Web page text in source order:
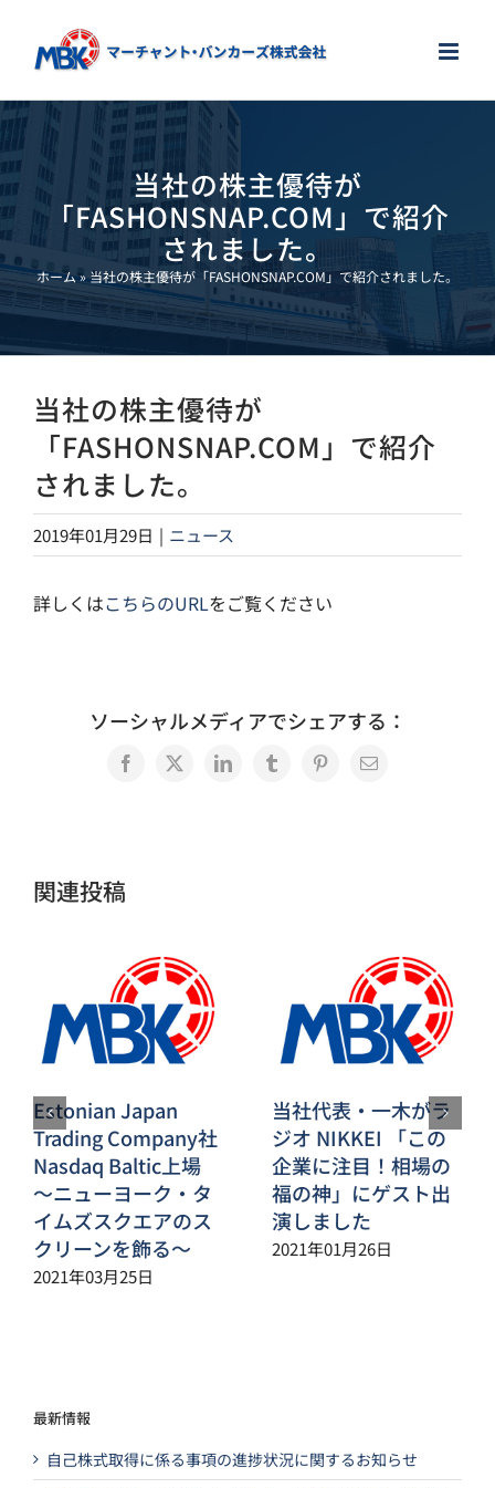
content
当社の株主優待が
「FASHONSNAP.COM」で紹介
されました。
ホーム»当社の株主優待が「FASHONSNAP.COM」で紹介されました。
当社の株主優待が
「FASHONSNAP.COM」で紹介
されました。
2019年01月29日 | ニュース
詳しくはこちらのURLをご覧ください
ソーシャルメディアでシェアする：
Facebook
X LinkedInTumblrPinterest
電
関連投稿
Estonian Japan
Trading Company社
Nasdaq Baltic上場
～ニューヨーク・タ
イムズスクエアのス
クリーンを飾る～
2021年03月25日
当社代表・一木がラ
ジオ NIKKEI 「この
企業に注目！相場の
福の神」にゲスト出
演しました
2021年01月26日
最新情報
自己株式取得に係る事項の進捗状況に関するお知らせ